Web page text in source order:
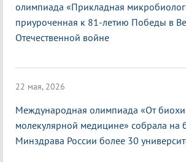
олимпиада «Прикладная
приуроченная к 81-летию Победы в
Отечественной войне
22 мая, 2026
Международная олимпиада «От
молекулярной медицине» собрала на
Минздрава России более 30